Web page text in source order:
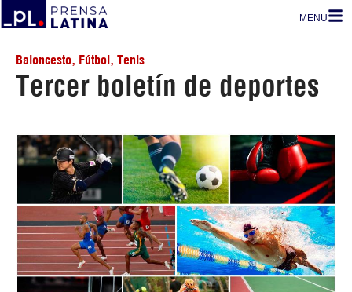
MENU
Baloncesto, Fútbol, Tenis
Tercer boletín de deportes